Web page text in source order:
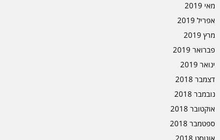
מאי 2019
אפריל 2019
מרץ 2019
פברואר 2019
ינואר 2019
דצמבר 2018
נובמבר 2018
אוקטובר 2018
ספטמבר 2018